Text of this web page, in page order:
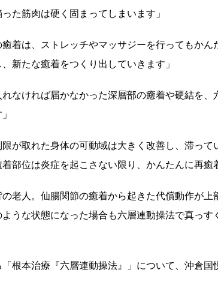
た筋肉は硬く固まってしまいます」
癒着は、ストレッチやマッサジーを行ってもか
新たな癒着をつくり出していきます」
れなければ届かなかった深層部の癒着や硬結を
限が取れた身体の可動域は大きく改善し、滞っ
部位は炎症を起こさない限り、かんたんに再癒
の老人。仙腸関節の癒着から起きた代償動作が
うな状態になった場合も六層連動操法で真っ
根本治療『六層連動操法』」について、沖倉